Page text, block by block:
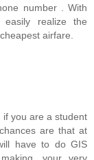
number . With
easily realize the
airfare.
if you are a student
are that at
have to do GIS
your very